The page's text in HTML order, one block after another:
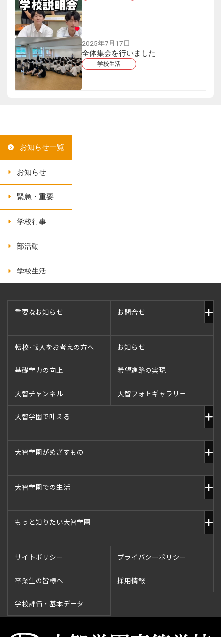
2025年7月17日
全体集会を行いました
学校生活
お知らせ一覧
お知らせ
緊急・重要
学校行事
部活動
学校生活
重要なお知らせ お問合せ
転校·転入をお考えの方へ お知らせ
基礎学力の向上 希望進路の実現
大智チャンネル 大智フォトギャラリー
大智学園で叶える
大智学園がめざすもの
大智学園での生活
もっと知りたい大智学園
サイトポリシー プライバシーポリシー
卒業生の皆様へ 採用情報
学校評価・基本データ